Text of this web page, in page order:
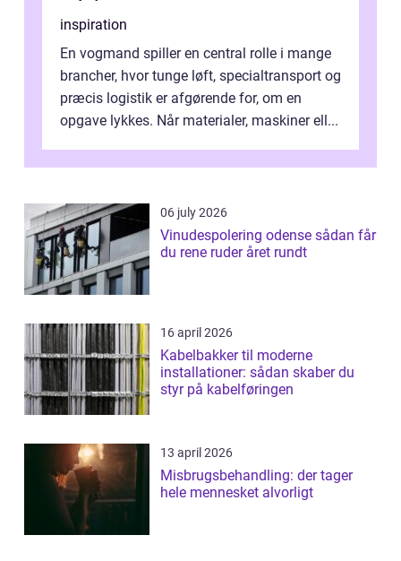
inspiration
En vogmand spiller en central rolle i mange
brancher, hvor tunge løft, specialtransport og
præcis logistik er afgørende for, om en
opgave lykkes. Når materialer, maskiner ell...
06 july 2026
Vinudespolering odense sådan får
du rene ruder året rundt
16 april 2026
Kabelbakker til moderne
installationer: sådan skaber du
styr på kabelføringen
13 april 2026
Misbrugsbehandling: der tager
hele mennesket alvorligt